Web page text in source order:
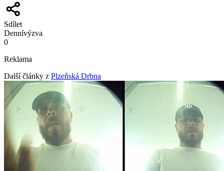
Sdílet
Dennívýzva
0
Reklama
Další články z Plzeňská Drbna